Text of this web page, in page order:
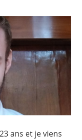
ans et je viens